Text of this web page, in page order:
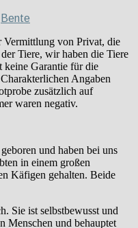
Bente
von Privat, die
Tiere, wir haben die Tiere
keine Garantie für die
Angaben
zusätzlich auf
waren negativ.
und haben bei uns
in einem großen
Käfigen gehalten. Beide
Sie ist selbstbewusst und
Menschen und behauptet